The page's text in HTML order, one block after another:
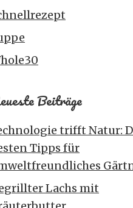
Beiträge
trifft Natur:
Tipps für
Lachs mit